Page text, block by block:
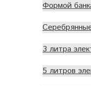
Формой
3 литра
5 литров